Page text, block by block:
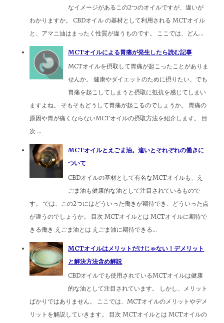
なイメージがあるこの2つのオイルですが、違いが
わかりますか。 CBDオイル の基材として利用される MCTオイル
と、アマニ油はまったく性質が違うものです。 ここでは、どん...
MCTオイルによる胃痛が発生したら読む記事
MCTオイルを摂取して胃痛が起こったことがありま
せんか。 健康やダイエットのために摂りたい、でも
胃痛を起こしてしまうと摂取に抵抗を感じてしまい
ますよね。 そもそもどうして胃痛が起こるのでしょうか。 胃痛の
原因や胃が痛くならないMCTオイルの摂取方法を紹介します。 目
次 ...
MCTオイルとえごま油。違いとそれぞれの働きに
ついて
CBDオイルの基材として有名なMCTオイルも、え
ごま油も健康的な油として注目されているもので
す。 では、この2つにはどういった働きが期待でき、どういった点
が違うのでしょうか。 目次 MCTオイルとは MCTオイルに期待で
きる働き えごま油とは えごま油に期待できる...
MCTオイルはメリットだけじゃない！デメリット
と解決方法含め解説
CBDオイルでも使用されているMCTオイルは健康
的な油として注目されています。 しかし、メリット
ばかりではありません。 ここでは、MCTオイルのメリットやデメ
リットを解説していきます。 目次 MCTオイルとは MCTオイルの